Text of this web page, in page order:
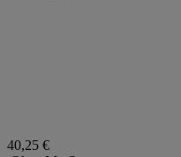
40,25 €